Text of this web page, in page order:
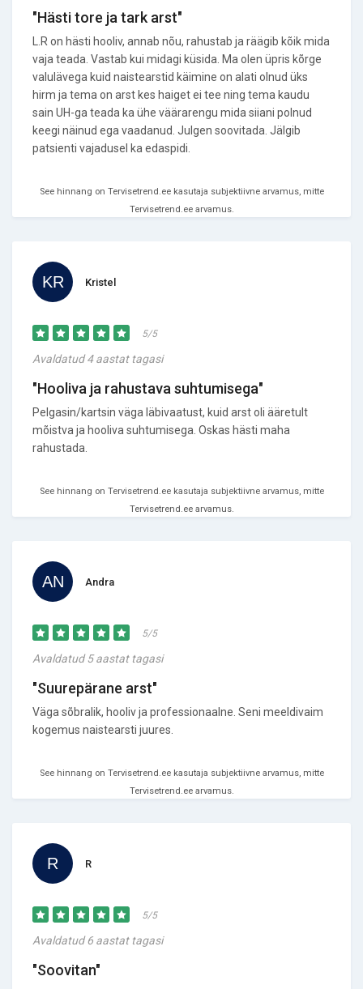
"Hästi tore ja tark arst"
L.R on hästi hooliv, annab nõu, rahustab ja räägib kõik mida
vaja teada. Vastab kui midagi küsida. Ma olen üpris kõrge
valulävega kuid naistearstid käimine on alati olnud üks
hirm ja tema on arst kes haiget ei tee ning tema kaudu
sain UH-ga teada ka ühe väärarengu mida siiani polnud
keegi näinud ega vaadanud. Julgen soovitada. Jälgib
patsienti vajadusel ka edaspidi.
See hinnang on Tervisetrend.ee kasutaja subjektiivne arvamus, mitte
Tervisetrend.ee arvamus.
Kristel
5/5
Avaldatud 4 aastat tagasi
"Hooliva ja rahustava suhtumisega"
Pelgasin/kartsin väga läbivaatust, kuid arst oli ääretult
mõistva ja hooliva suhtumisega. Oskas hästi maha
rahustada.
See hinnang on Tervisetrend.ee kasutaja subjektiivne arvamus, mitte
Tervisetrend.ee arvamus.
Andra
5/5
Avaldatud 5 aastat tagasi
"Suurepärane arst"
Väga sõbralik, hooliv ja professionaalne. Seni meeldivaim
kogemus naistearsti juures.
See hinnang on Tervisetrend.ee kasutaja subjektiivne arvamus, mitte
Tervisetrend.ee arvamus.
R
5/5
Avaldatud 6 aastat tagasi
"Soovitan"